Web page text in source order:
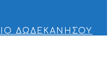
ΔΩΔΕΚΑΝΗΣΟΥ